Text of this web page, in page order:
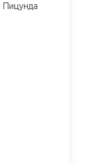
Пицунда